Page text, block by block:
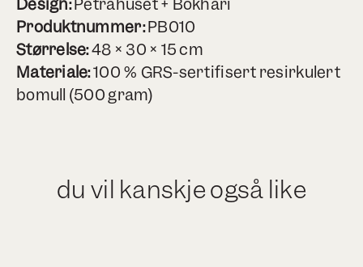
Design:Petrahuset + Bokhari
Produktnummer:PB010
Størrelse:48 × 30 × 15 cm
Materiale:100 % GRS-sertifisert resirkulert
bomull (500 gram)
du vil kanskje også like